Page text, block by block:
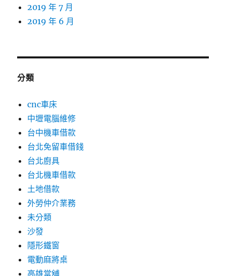
2019 年 7 月
2019 年 6 月
分類
cnc車床
中壢電腦維修
台中機車借款
台北免留車借錢
台北廚具
台北機車借款
土地借款
外勞仲介業務
未分類
沙發
隱形鐵窗
電動麻將桌
高雄當舖